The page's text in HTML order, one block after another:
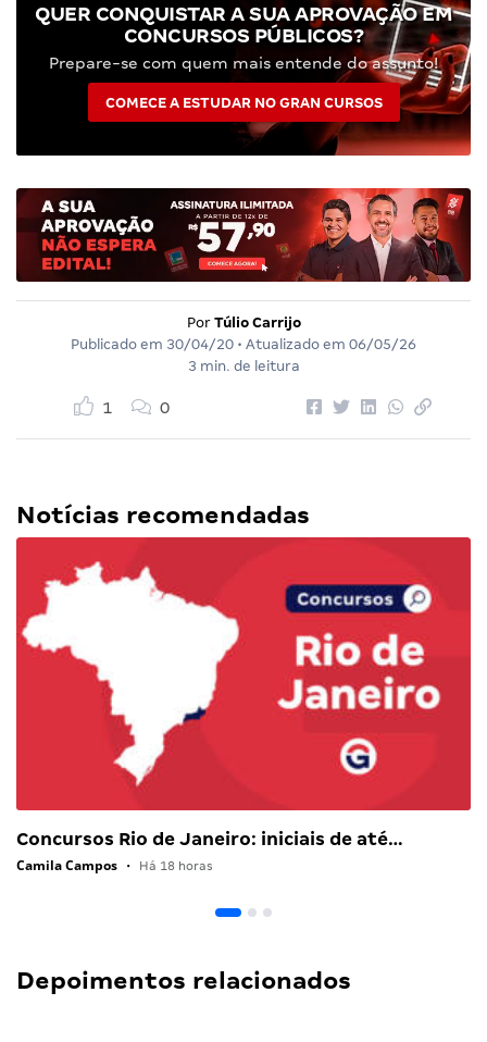
QUER CONQUISTAR A SUA APROVAÇÃO EM
CONCURSOS PÚBLICOS?
Prepare-se com quem mais entende do assunto!
COMECE A ESTUDAR NO GRAN CURSOS
Por Túlio Carrijo
Publicado em 30/04/20 • Atualizado em 06/05/26
3 min. de leitura
1 0
Notícias recomendadas
Concursos Rio de Janeiro: iniciais de até…
Camila Campos • Há 18 horas
Depoimentos relacionados